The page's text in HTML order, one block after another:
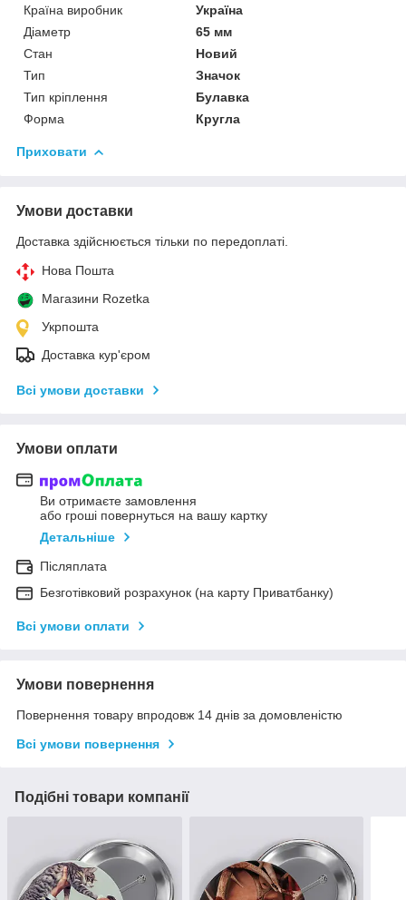
Країна виробник
Україна
Діаметр
65 мм
Стан
Новий
Тип
Значок
Тип кріплення
Булавка
Форма
Кругла
Приховати
Умови доставки
Доставка здійснюється тільки по передоплаті.
Нова Пошта
Магазини Rozetka
Укрпошта
Доставка кур'єром
Всі умови доставки
Умови оплати
Ви отримаєте замовлення
або гроші повернуться на вашу картку
Детальніше
Післяплата
Безготівковий розрахунок (на карту Приватбанку)
Всі умови оплати
Умови повернення
Повернення товару впродовж 14 днів за домовленістю
Всі умови повернення
Подібні товари компанії